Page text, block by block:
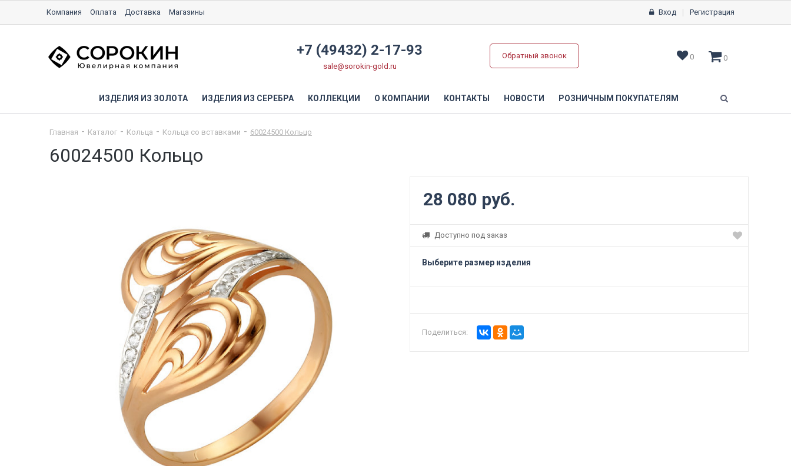
Компания Оплата Доставка Магазины Вход Регистрация
+7 (49432) 2-17-93
sale@sorokin-gold.ru
Обратный звонок 0 0
ИЗДЕЛИЯ ИЗ ЗОЛОТА ИЗДЕЛИЯ ИЗ СЕРЕБРА КОЛЛЕКЦИИ О КОМПАНИИ КОНТАКТЫ НОВОСТИ РОЗНИЧНЫМ ПОКУПАТЕЛЯМ
Главная Каталог Кольца Кольца со вставками 60024500 Кольцо
60024500 Кольцо
28 080 руб.
Доступно под заказ
Выберите размер изделия
Поделиться: